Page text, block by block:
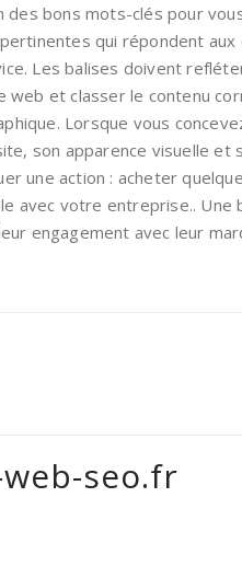
des bons mots-clés pour
qui répondent
Les balises doivent
et classer le contenu
Lorsque vous
son apparence visuelle
une action : acheter
avec votre entreprise..
engagement avec leur
seo.fr